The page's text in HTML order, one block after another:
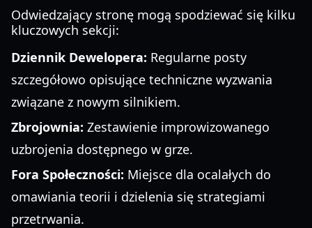
Odwiedzający stronę mogą spodziewać się kilku
kluczowych sekcji:
Dziennik Dewelopera: Regularne posty
szczegółowo opisujące techniczne wyzwania
związane z nowym silnikiem.
Zbrojownia: Zestawienie improwizowanego
uzbrojenia dostępnego w grze.
Fora Społeczności: Miejsce dla ocalałych do
omawiania teorii i dzielenia się strategiami
przetrwania.